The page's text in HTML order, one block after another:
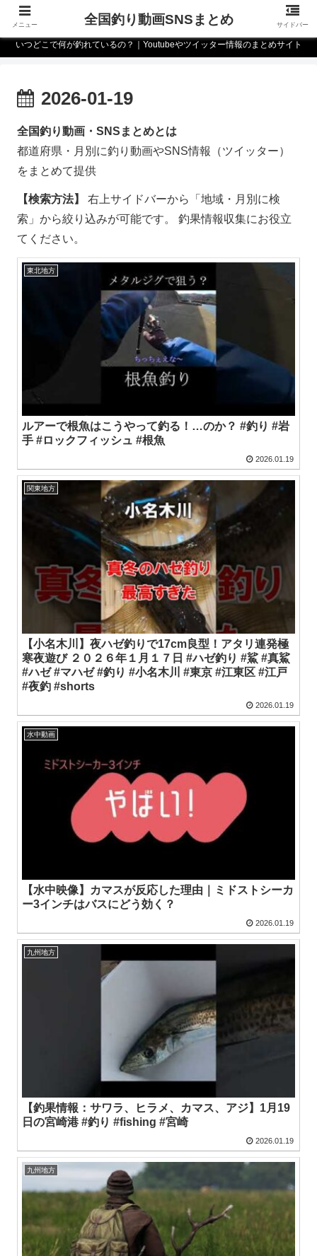
いつどこで何が釣れているの？｜Youtubeやツイッター情報のまとめサイト
2026-01-19
全国釣り動画・SNSまとめとは
都道府県・月別に釣り動画やSNS情報（ツイッター）
をまとめて提供
【検索方法】
右上サイドバーから「地域・月別に検
索」から絞り込みが可能です。 釣果情報収集にお役立
てください。
東北地方
ルアーで根魚はこうやって釣る！…のか？ #釣り #岩
手 #ロックフィッシュ #根魚
2026.01.19
関東地方
【小名木川】夜ハゼ釣りで17cm良型！アタリ連発極
寒夜遊び ２０２６年１月１７日 #ハゼ釣り #鯊 #真鯊
#ハゼ #マハゼ #釣り #小名木川 #東京 #江東区 #江戸
#夜釣 #shorts
2026.01.19
水中動画
【水中映像】カマスが反応した理由｜ミドストシーカ
ー3インチはバスにどう効く？
2026.01.19
九州地方
【釣果情報：サワラ、ヒラメ、カマス、アジ】1月19
日の宮崎港 #釣り #fishing #宮崎
2026.01.19
九州地方
メニュー 全国釣り動画SNSまとめ サイドバー